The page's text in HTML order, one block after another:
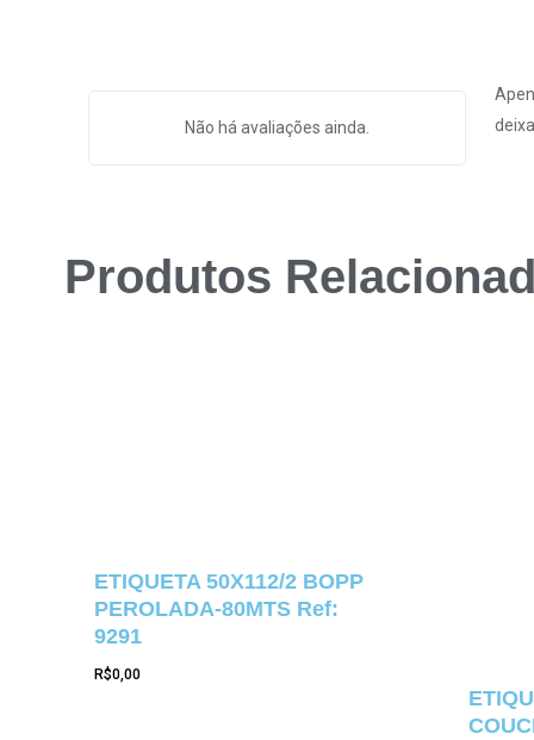
Não há avaliações ainda.
Produtos
ETIQUETA 50X112/2 BOPP
PEROLADA-80MTS Ref:
9291
R$0,00